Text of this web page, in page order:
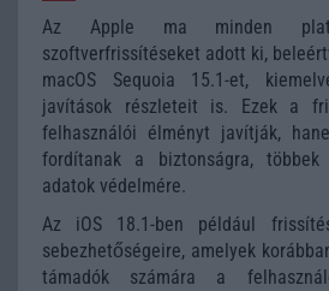
Az Apple ma minden
szoftverfrissítéseket adott ki,
macOS Sequoia 15.1-et,
javítások részleteit is. Ezek a
felhasználói élményt javítják,
fordítanak a biztonságra,
adatok védelmére.
Az iOS 18.1-ben például
sebezhetőségeire, amelyek
támadók számára a